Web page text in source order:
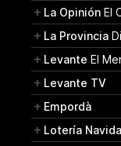
La Opinión El
La Provincia
Levante El
Levante TV
Empordà
Lotería